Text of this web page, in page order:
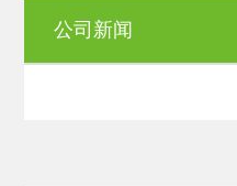
公司新闻